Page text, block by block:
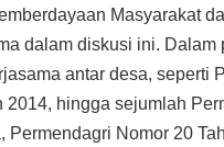
Masyarakat
dalam diskusi ini.
antar desa, seperti
2014, hingga sejumlah
Permendagri Nomor 20